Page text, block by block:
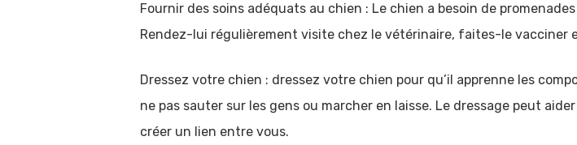
Hit enter to search or ESC to close
Fournir des soins adéquats au chien : Le chien a besoin de
Rendez-lui régulièrement visite chez le vétérinaire, faites-le vacciner
Dressez votre chien : dressez votre chien pour qu’il apprenne les
ne pas sauter sur les gens ou marcher en laisse. Le dressage peut
créer un lien entre vous.